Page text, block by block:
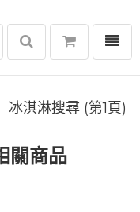
選單
冰淇淋搜尋 (第1頁)
關商品